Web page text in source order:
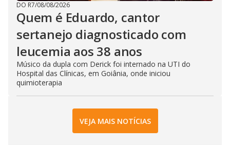
DO R7/08/08/2026
Quem é Eduardo, cantor
sertanejo diagnosticado com
leucemia aos 38 anos
Músico da dupla com Derick foi internado na UTI do
Hospital das Clínicas, em Goiânia, onde iniciou
quimioterapia
VEJA MAIS NOTÍCIAS